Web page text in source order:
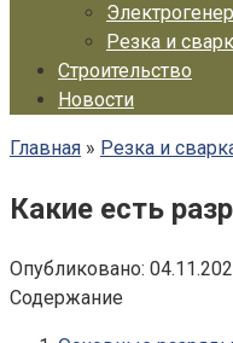
Резка и
Строительство
Новости
Главная » Резка и
Какие есть
Опубликовано:
Содержание